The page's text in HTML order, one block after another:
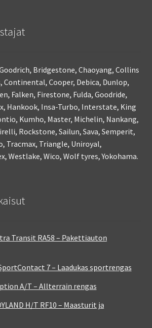
Bridgestone, Chaoyang, Collins
Continental, Cooper, Debica, Dunlop,
Falken, Firestone, Fulda, Goodride,
Hankook, Insa-Turbo, Interstate, King
Kumho, Master, Michelin, Nankang,
Rockstone, Sailun, Sava, Semperit,
Tracmax, Triangle, Uniroyal,
Westlake, Wico, Wolf tyres, Yokohama.
Transit RA58 – Pakettiauton
7 – Laadukas sportrengas
A/T – Allterrain rengas
H/T RF10 – Maasturit ja